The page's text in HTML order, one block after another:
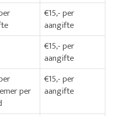
€15,- per
aangifte
€15,- per
aangifte
per
€15,- per
aangifte